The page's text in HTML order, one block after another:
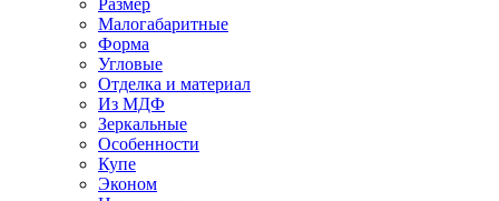
Размер
Малогабаритные
Форма
Угловые
Отделка и материал
Из МДФ
Зеркальные
Особенности
Купе
Эконом